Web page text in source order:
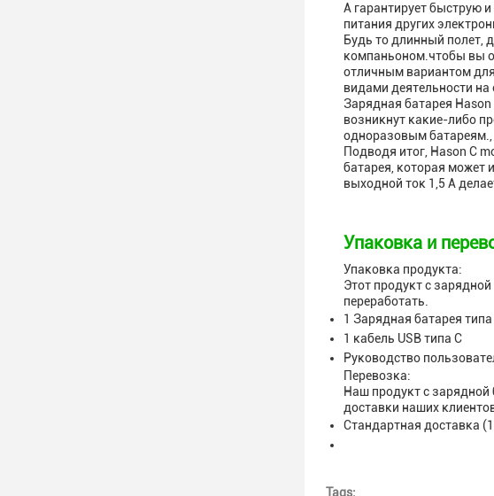
А гарантирует быструю
питания других
Будь то длинный полет,
компаньоном.чтобы вы
отличным вариантом
видами деятельности на
Зарядная батарея
возникнут какие-либо
одноразовым батареям.,
Подводя итог, Hason C
батарея, которая может
выходной ток 1,5 А
Упаковка и
Упаковка продукта:
Этот продукт с
переработать.
1 Зарядная батарея
1 кабель USB типа C
Руководство
Перевозка:
Наш продукт с зарядной
доставки наших
Стандартная доставка
Tags: